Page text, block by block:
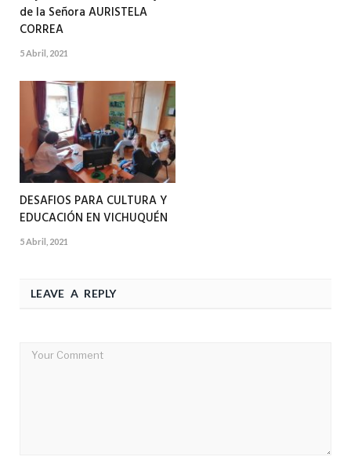
de la Señora AURISTELA
CORREA
5 Abril, 2021
DESAFIOS PARA CULTURA Y
EDUCACIÓN EN VICHUQUÉN
5 Abril, 2021
LEAVE A REPLY